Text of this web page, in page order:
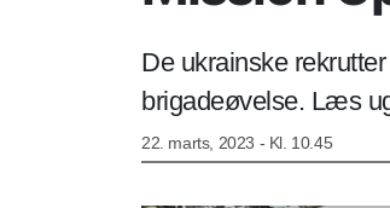
De ukrainske
brigadeøvelse. Læs
22. marts, 2023 - Kl. 10.45